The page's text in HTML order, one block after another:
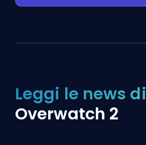
Leggi le news di
Overwatch 2